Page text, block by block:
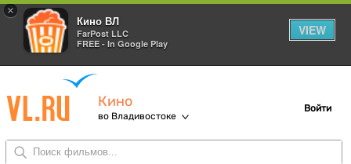
×
Кино ВЛ
FarPost LLC
FREE - In Google Play
VIEW
Кино
во Владивостоке
Войти